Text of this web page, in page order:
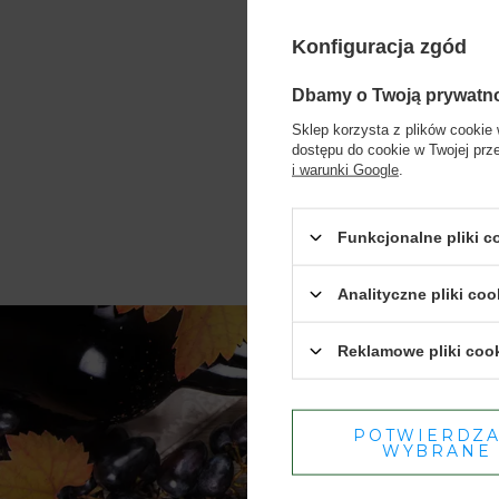
Konfiguracja zgód
Dbamy o Twoją
Sklep korzysta z plików cookie
dostępu do cookie w Twojej
i warunki Google
Funkcjonalne pliki
Analityczne pliki
Reklamowe pliki
WYBRANE